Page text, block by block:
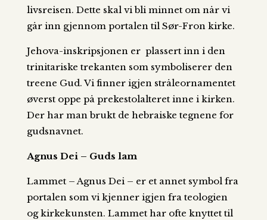
livsreisen. Dette skal vi bli minnet om når vi
går inn gjennom portalen til Sør-Fron kirke.
Jehova-inskripsjonen er plassert inn i den
trinitariske trekanten som symboliserer den
treene Gud. Vi finner igjen stråleornamentet
øverst oppe på prekestolalteret inne i kirken.
Der har man brukt de hebraiske tegnene for
gudsnavnet.
Agnus Dei – Guds lam
Lammet – Agnus Dei – er et annet symbol fra
portalen som vi kjenner igjen fra teologien
og kirkekunsten. Lammet har ofte knyttet til